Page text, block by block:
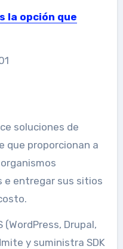
la opción que
soluciones de
que proporcionan a
e entregar sus sitios
Drupal,
y suministra SDK